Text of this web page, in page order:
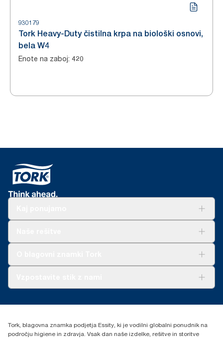
930179
Tork Heavy-Duty čistilna krpa na biološki osnovi,
bela W4
Enote na zaboj: 420
Essity Hungary Kft. Professional Hygiene
Budakeszi út 51.
Tork, blagovna znamka podjetja Essity, ki je vodilni globalni ponudnik na
področju higiene in zdravja. Vsak dan naše izdelke, rešitve in storitve